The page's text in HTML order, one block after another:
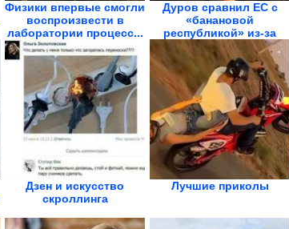
Физики впервые смогли
воспроизвести в
лаборатории процесс...
Дуров сравнил ЕС с
«банановой
республикой» из-за
закона о...
Дзен и искусство
скроллинга
Лучшие приколы